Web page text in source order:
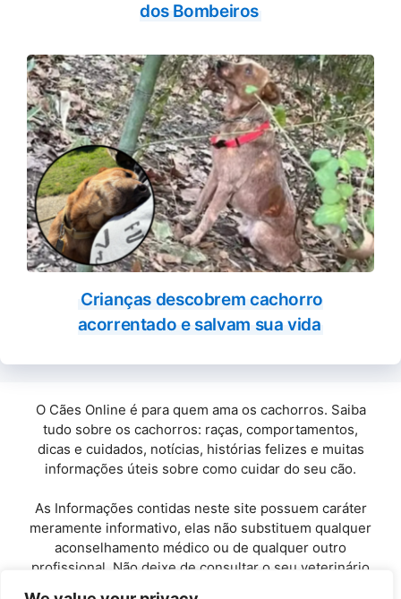
dos Bombeiros
Crianças descobrem cachorro
acorrentado e salvam sua vida
O Cães Online é para quem ama os cachorros. Saiba
tudo sobre os cachorros: raças, comportamentos,
dicas e cuidados, notícias, histórias felizes e muitas
informações úteis sobre como cuidar do seu cão.
As Informações contidas neste site possuem caráter
meramente informativo, elas não substituem qualquer
aconselhamento médico ou de qualquer outro
profissional. Não deixe de consultar o seu veterinário